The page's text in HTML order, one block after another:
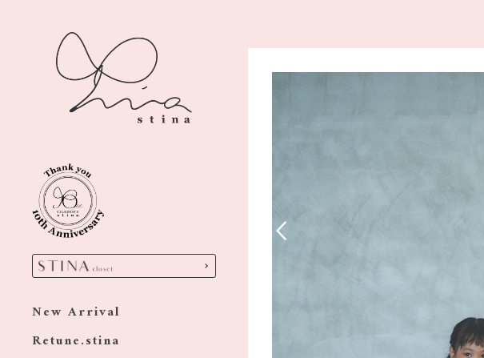
New Arrival
Retune.stina